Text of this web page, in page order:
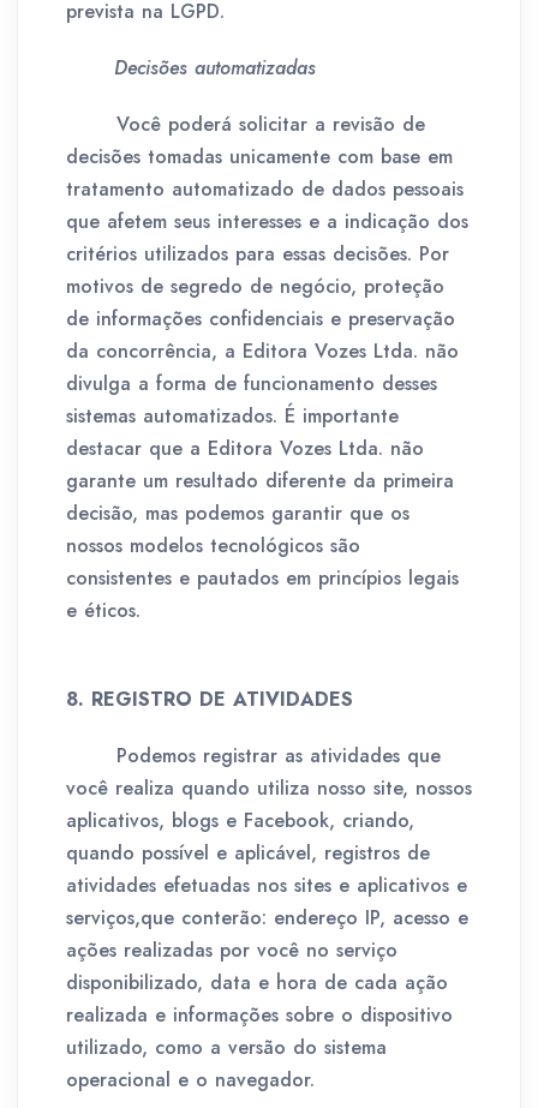
prevista na LGPD.
Decisões automatizadas
Você poderá solicitar a revisão de
decisões tomadas unicamente com base em
tratamento automatizado de dados pessoais
que afetem seus interesses e a indicação dos
critérios utilizados para essas decisões. Por
motivos de segredo de negócio, proteção
de informações confidenciais e preservação
da concorrência, a Editora Vozes Ltda. não
divulga a forma de funcionamento desses
sistemas automatizados. É importante
destacar que a Editora Vozes Ltda. não
garante um resultado diferente da primeira
decisão, mas podemos garantir que os
nossos modelos tecnológicos são
consistentes e pautados em princípios legais
e éticos.
8. REGISTRO DE ATIVIDADES
Podemos registrar as atividades que
você realiza quando utiliza nosso site, nossos
aplicativos, blogs e Facebook, criando,
quando possível e aplicável, registros de
atividades efetuadas nos sites e aplicativos e
serviços,que conterão: endereço IP, acesso e
ações realizadas por você no serviço
disponibilizado, data e hora de cada ação
realizada e informações sobre o dispositivo
utilizado, como a versão do sistema
operacional e o navegador.